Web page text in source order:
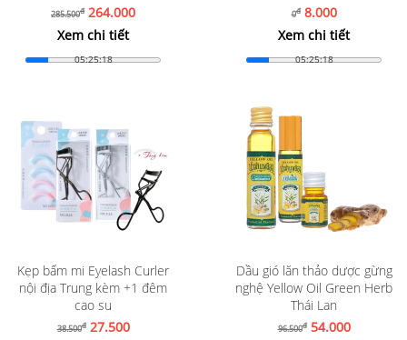
285.500đ 264.000
Xem chi tiết
05:25:16
0đ8.000
Xem chi tiết
05:25:16
Kẹp bấm mi Eyelash Curler
nội địa Trung kèm +1 đêm
cao su
38.500đ27.500
Dầu gió lăn thảo dược gừng
nghệ Yellow Oil Green Herb
Thái Lan
96.500đ54.000